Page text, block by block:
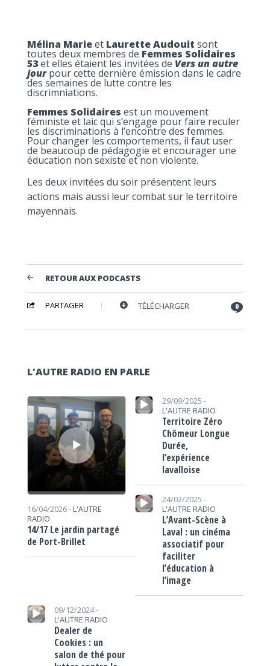
Mélina Marieet Laurette Audouit sont
toutes deux membres de Femmes Solidaires
53et elles étaient les invitées de Vers un autre
jourpour cette dernière émission dans le cadre
des semaines de lutte contre les
discrimniations.
Femmes Solidaires est un mouvement
féministe et laic qui s’engage pour faire reculer
les discriminations à l’encontre des femmes.
Pour changer les comportements, il faut user
de beaucoup de pédagogie et encourager une
éducation non sexiste et non violente.
Les deux invitées du soir présentent leurs
actions mais aussi leur combat sur le territoire
mayennais.
RETOUR AUX PODCASTS
PARTAGER TÉLÉCHARGER 0
L'AUTRE RADIO EN PARLE
Lecteur audio
16/04/2026 - L'AUTRE
RADIO
14/17 Le jardin partagé
de Port-Brillet
Lecteur audio
29/09/2025 -
L'AUTRE RADIO
Territoire Zéro
Chômeur Longue
Durée,
l’expérience
lavalloise
Lecteur audio
24/02/2025 -
L'AUTRE RADIO
L’Avant-Scène à
Laval : un cinéma
associatif pour
faciliter
l’éducation à
l’image
Lecteur audio
09/12/2024 -
L'AUTRE RADIO
Dealer de
Cookies : un
salon de thé pour